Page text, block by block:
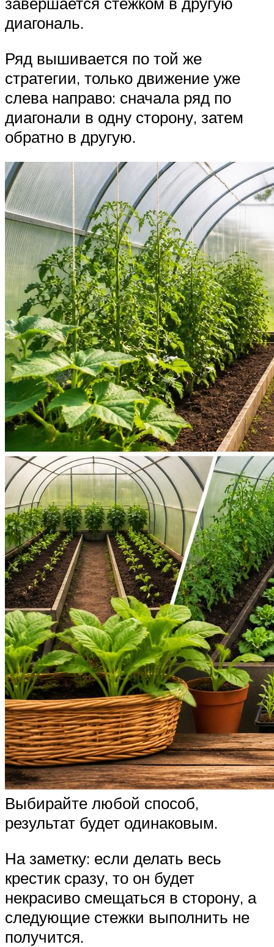
диагональ.
Ряд вышивается по той же
стратегии, только движение уже
слева направо: сначала ряд по
диагонали в одну сторону, затем
обратно в другую.
Выбирайте любой способ,
результат будет одинаковым.
На заметку: если делать весь
крестик сразу, то он будет
некрасиво смещаться в сторону, а
следующие стежки выполнить не
получится.